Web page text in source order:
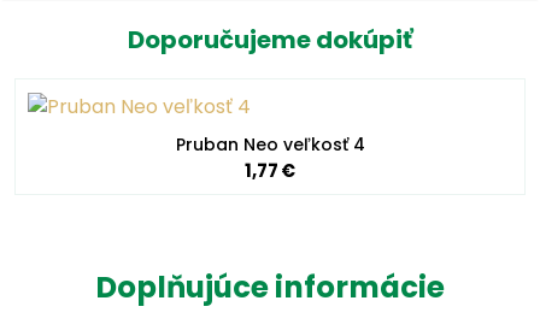
Doporučujeme dokúpiť
Pruban Neo veľkosť 4
1,77 €
Doplňujúce informácie